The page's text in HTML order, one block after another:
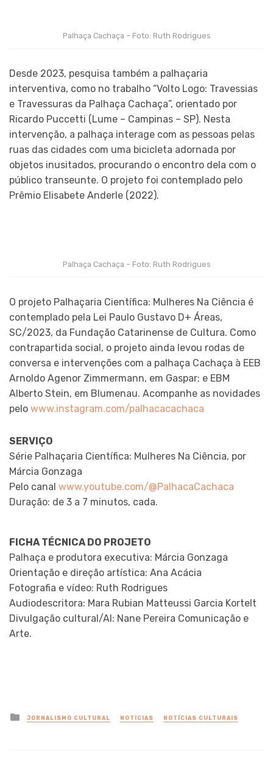
Palhaça Cachaça – Foto: Ruth Rodrigues
Desde 2023, pesquisa também a palhaçaria
interventiva, como no trabalho “Volto Logo: Travessias
e Travessuras da Palhaça Cachaça”, orientado por
Ricardo Puccetti (Lume – Campinas – SP). Nesta
intervenção, a palhaça interage com as pessoas pelas
ruas das cidades com uma bicicleta adornada por
objetos inusitados, procurando o encontro dela com o
público transeunte. O projeto foi contemplado pelo
Prêmio Elisabete Anderle (2022).
Palhaça Cachaça – Foto: Ruth Rodrigues
O projeto Palhaçaria Científica: Mulheres Na Ciência é
contemplado pela Lei Paulo Gustavo D+ Áreas,
SC/2023, da Fundação Catarinense de Cultura. Como
contrapartida social, o projeto ainda levou rodas de
conversa e intervenções com a palhaça Cachaça à EEB
Arnoldo Agenor Zimmermann, em Gaspar; e EBM
Alberto Stein, em Blumenau. Acompanhe as novidades
pelo www.instagram.com/palhacacachaca
SERVIÇO
Série Palhaçaria Científica: Mulheres Na Ciência, por
Márcia Gonzaga
Pelo canal www.youtube.com/@PalhacaCachaca
Duração: de 3 a 7 minutos, cada.
FICHA TÉCNICA DO PROJETO
Palhaça e produtora executiva: Márcia Gonzaga
Orientação e direção artística: Ana Acácia
Fotografia e vídeo: Ruth Rodrigues
Audiodescritora: Mara Rubian Matteussi Garcia Kortelt
Divulgação cultural/AI: Nane Pereira Comunicação e
Arte.
Posted
in
JORNALISMO CULTURAL NOTÍCIAS NOTÍCIAS CULTURAIS